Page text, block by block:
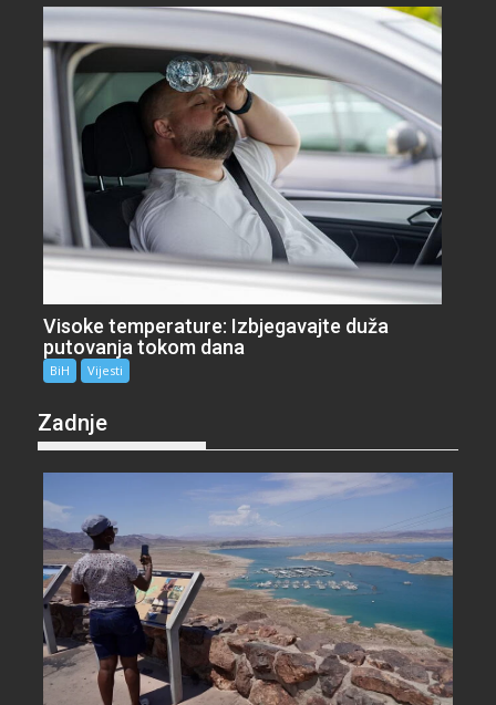
Visoke temperature: Izbjegavajte duža
putovanja tokom dana
BiH Vijesti
Zadnje